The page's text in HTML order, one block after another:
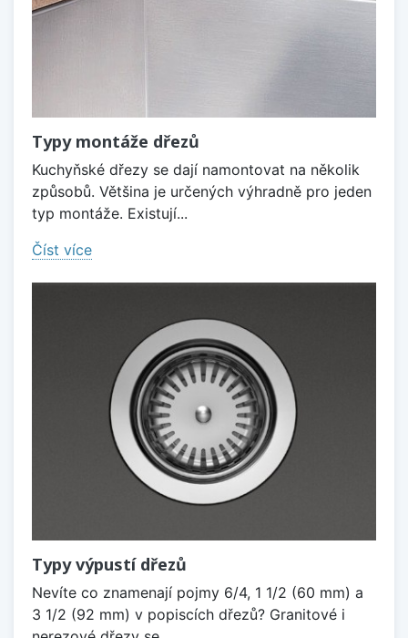
Typy montáže dřezů
Kuchyňské dřezy se dají namontovat na několik
způsobů. Většina je určených výhradně pro jeden
typ montáže. Existují...
Číst více
Typy výpustí dřezů
Nevíte co znamenají pojmy 6/4, 1 1/2 (60 mm) a
3 1/2 (92 mm) v popiscích dřezů? Granitové i